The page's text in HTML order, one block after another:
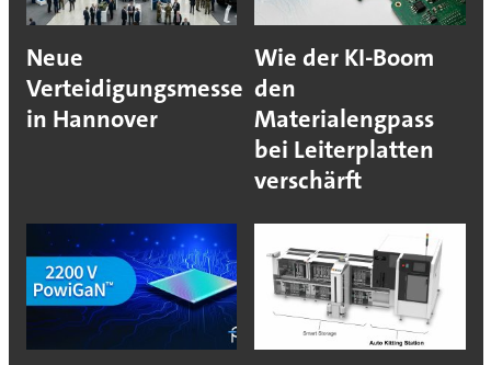
Neue
Verteidigungsmesse
in Hannover
Wie der KI-Boom
den
Materialengpass
bei Leiterplatten
verschärft